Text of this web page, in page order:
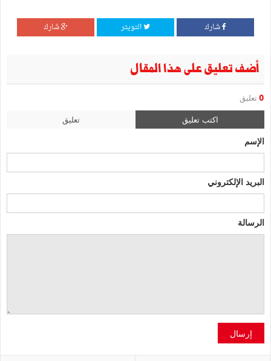
شارك التويتر شارك
أضف تعليق على هذا المقال
0 تعليق
اكتب تعليق تعليق
الإسم
البريد الإلكتروني
الرسالة
إرسال